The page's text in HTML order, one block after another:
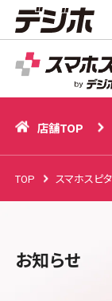
店舗TOP
店舗TOP
TOP スマホスピ
お知らせ